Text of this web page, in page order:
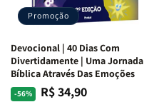
Promoção
Devocional | 40 Dias Com
Divertidamente | Uma Jornada
Bíblica Através Das Emoções
-56%
Preço
PreçoR$ 34,90